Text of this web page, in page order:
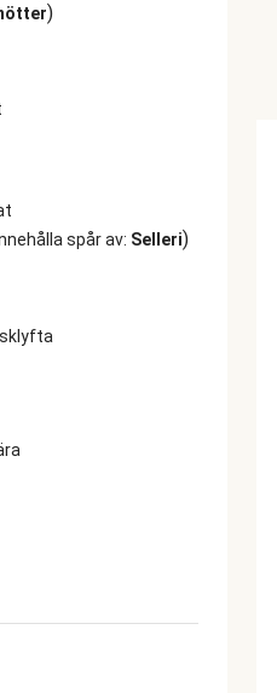
)
spår av: Selleri)